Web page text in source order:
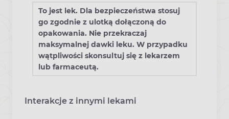
To jest lek. Dla bezpieczeństwa stosuj
go zgodnie z ulotką dołączoną do
opakowania. Nie przekraczaj
maksymalnej dawki leku. W przypadku
wątpliwości skonsultuj się z lekarzem
lub farmaceutą.
Interakcje z innymi lekami